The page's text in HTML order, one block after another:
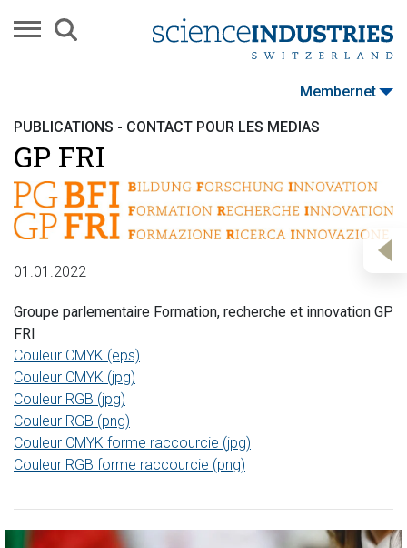
Membernet
PUBLICATIONS - CONTACT POUR LES MÉDIAS
GP FRI
01.01.2022
Groupe parlementaire Formation, recherche et innovation GP
FRI
Couleur CMYK (eps)
Couleur CMYK (jpg)
Couleur RGB (jpg)
Couleur RGB (png)
Couleur CMYK forme raccourcie (jpg)
Couleur RGB forme raccourcie (png)